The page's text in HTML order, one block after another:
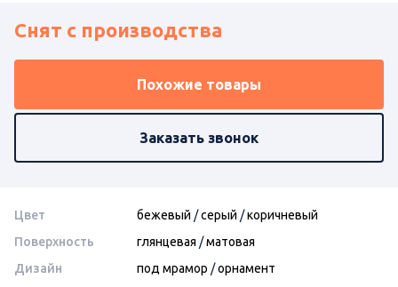
Снят с производства
Похожие товары
Заказать звонок
Цвет бежевый /серый /коричневый
Поверхность
глянцевая /матовая
Дизайн
под мрамор /орнамент